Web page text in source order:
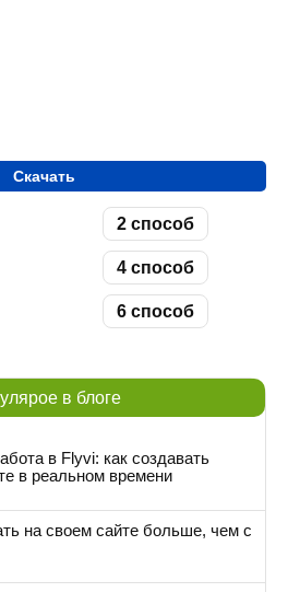
Скачать
2 способ
4 способ
6 способ
в блоге
в Flyvi: как создавать
в реальном времени
на своем сайте больше, чем с